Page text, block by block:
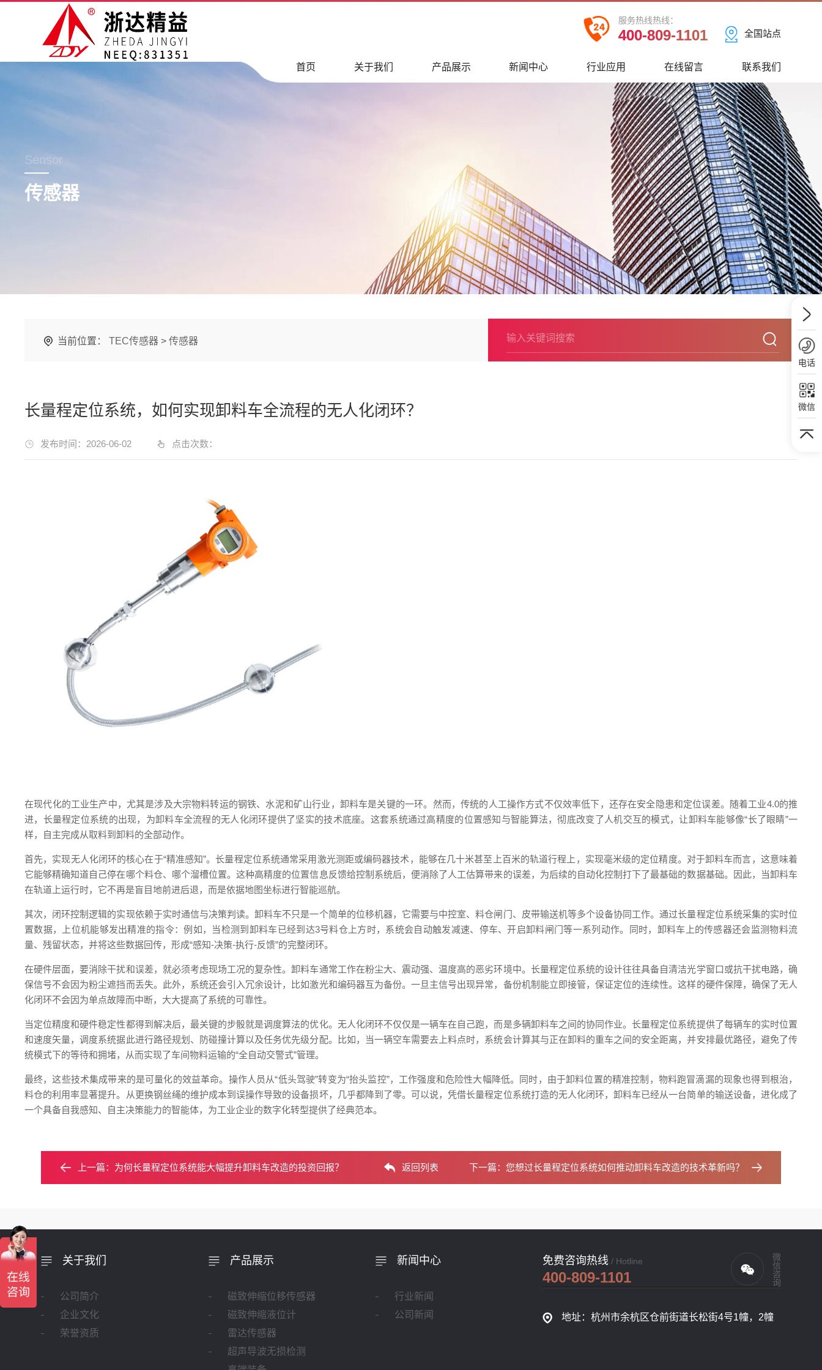
全国站点
服务热线热线：
400-809-1101
首页 关于我们 产品展示 新闻中心 行业应用 在线留言 联系我们
Sensor
传感器
当前位置： TEC传感器 > 传感器
长量程定位系统，如何实现卸料车全流程的无人化闭环？
发布时间：2026-06-02 点击次数：
在现代化的工业生产中，尤其是涉及大宗物料转运的钢铁、水泥和矿山行业，卸料车是关键的一环。然而，传统的人工操作方式不仅效率低下，还存在安全隐患和定位误差。随着工业4.0的推
进，长量程定位系统的出现，为卸料车全流程的无人化闭环提供了坚实的技术底座。这套系统通过高精度的位置感知与智能算法，彻底改变了人机交互的模式，让卸料车能够像“长了眼睛”一
样，自主完成从取料到卸料的全部动作。
首先，实现无人化闭环的核心在于“精准感知”。长量程定位系统通常采用激光测距或编码器技术，能够在几十米甚至上百米的轨道行程上，实现毫米级的定位精度。对于卸料车而言，这意味着
它能够精确知道自己停在哪个料仓、哪个溜槽位置。这种高精度的位置信息反馈给控制系统后，便消除了人工估算带来的误差，为后续的自动化控制打下了最基础的数据基础。因此，当卸料车
在轨道上运行时，它不再是盲目地前进后退，而是依据地图坐标进行智能巡航。
其次，闭环控制逻辑的实现依赖于实时通信与决策判读。卸料车不只是一个简单的位移机器，它需要与中控室、料仓闸门、皮带输送机等多个设备协同工作。通过长量程定位系统采集的实时位
置数据，上位机能够发出精准的指令：例如，当检测到卸料车已经到达3号料仓上方时，系统会自动触发减速、停车、开启卸料闸门等一系列动作。同时，卸料车上的传感器还会监测物料流
量、残留状态，并将这些数据回传，形成“感知-决策-执行-反馈”的完整闭环。
在硬件层面，要消除干扰和误差，就必须考虑现场工况的复杂性。卸料车通常工作在粉尘大、震动强、温度高的恶劣环境中。长量程定位系统的设计往往具备自清洁光学窗口或抗干扰电路，确
保信号不会因为粉尘遮挡而丢失。此外，系统还会引入冗余设计，比如激光和编码器互为备份。一旦主信号出现异常，备份机制能立即接管，保证定位的连续性。这样的硬件保障，确保了无人
化闭环不会因为单点故障而中断，大大提高了系统的可靠性。
当定位精度和硬件稳定性都得到解决后，最关键的步骰就是调度算法的优化。无人化闭环不仅仅是一辆车在自己跑，而是多辆卸料车之间的协同作业。长量程定位系统提供了每辆车的实时位置
和速度矢量，调度系统据此进行路径规划、防碰撞计算以及任务优先级分配。比如，当一辆空车需要去上料点时，系统会计算其与正在卸料的重车之间的安全距离，并安排最优路径，避免了传
统模式下的等待和拥堵，从而实现了车间物料运输的“全自动交警式”管理。
最终，这些技术集成带来的是可量化的效益革命。操作人员从“低头驾驶”转变为“抬头监控”，工作强度和危险性大幅降低。同时，由于卸料位置的精准控制，物料跑冒滴漏的现象也得到根治，
料仓的利用率显著提升。从更换钢丝绳的维护成本到误操作导致的设备损坏，几乎都降到了零。可以说，凭借长量程定位系统打造的无人化闭环，卸料车已经从一台简单的输送设备，进化成了
一个具备自我感知、自主决策能力的智能体，为工业企业的数字化转型提供了经典范本。
上一篇： 为何长量程定位系统能大幅提升卸料车改造的投资回报？ 返回列表 下一篇： 您想过长量程定位系统如何推动卸料车改造的技术革新吗？
免费咨询热线 / Hotline
400-809-1101 微信咨询
地址：杭州市余杭区仓前街道长松街4号1幢，2幢
关于我们
公司简介
企业文化
荣誉资质
产品展示
磁致伸缩位移传感器
磁致伸缩液位计
雷达传感器
超声导波无损检测
新闻中心
行业新闻
公司新闻
电话
微信